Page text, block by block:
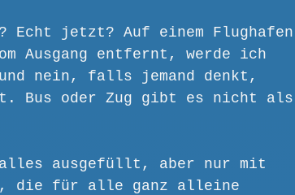
Echt jetzt? Auf einem Flughafen
Ausgang entfernt, werde ich
nein, falls jemand denkt,
Bus oder Zug gibt es nicht als
alles ausgefüllt, aber nur mit
die für alle ganz alleine